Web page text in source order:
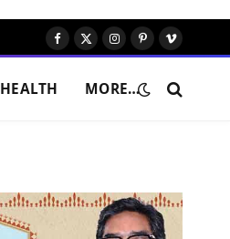
Facebook
X
Instagram
Pinterest
Vimeo
HEALTH MORE…